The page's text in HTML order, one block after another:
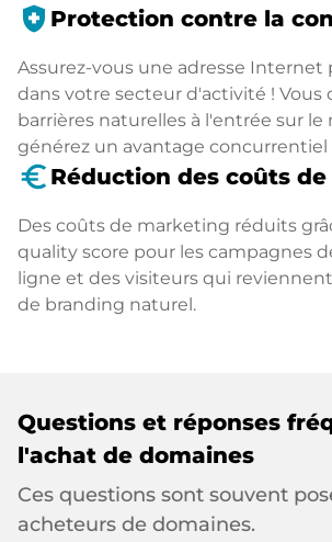
health_and_safety Protection contre la
Assurez-vous une adresse Internet
dans votre secteur d'activité ! Vous
barrières naturelles à l'entrée sur le
générez un avantage concurrentiel
euro_symbol Réduction des coûts
Des coûts de marketing réduits
quality score pour les campagnes
ligne et des visiteurs qui
de branding naturel.
Questions et réponses
l'achat de domaines
Ces questions sont souvent
acheteurs de domaines.